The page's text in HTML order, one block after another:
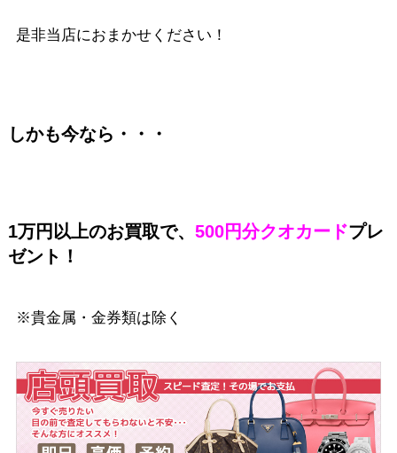
是非当店におまかせください！
しかも今なら・・・
1万円以上のお買取で、 500円分クオカードプレ
ゼント！
※貴金属・金券類は除く